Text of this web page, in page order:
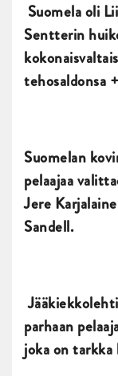
Suomela oli
Sentterin
tehosaldonsa
Suomelan
pelaajaa
Jere
Sandell.
parhaan
joka on tarkka